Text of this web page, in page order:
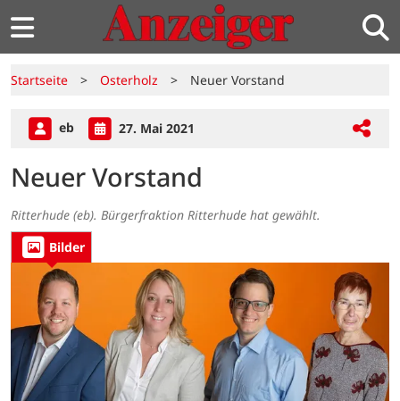
Startseite > Osterholz > Neuer Vorstand
eb 27. Mai 2021
Neuer Vorstand
Ritterhude (eb). Bürgerfraktion Ritterhude hat gewählt.
Bilder